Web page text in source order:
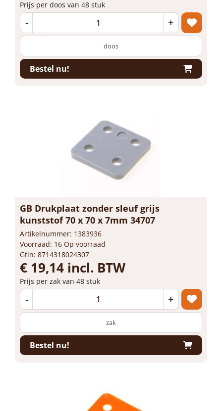
Prijs per doos van 48 stuk
- +
doos
Bestel nu!
GB Drukplaat zonder sleuf grijs
kunststof 70 x 70 x 7mm 34707
Artikelnummer: 1383936
Voorraad: 16 Op voorraad
Gtin: 8714318024307
€ 19,14 incl. BTW
Prijs per zak van 48 stuk
- +
zak
Bestel nu!